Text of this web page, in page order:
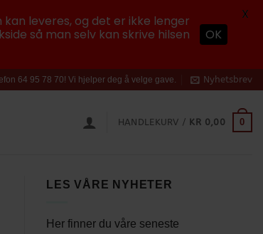
64 95 78 70! Vi hjelper deg å velge gave. Nyhetsbrev
HANDLEKURV / KR 0,00 0
LES VÅRE NYHETER
Her finner du våre seneste
leveres, og det er ikke lenger
så man selv kan skrive hilsen
OK
X